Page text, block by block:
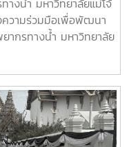
skills development
The activity was
from the
with practical,
with an
professional sushi
Faculty was
Thadathanathat
the guest lecturer
" เวลา 15.30–16.15 น.
ระสิทธิภาพการเลี้ยงกุ้ง
ต่อสิ่งแวดล้อมการจัด
าง คณะเทคโนโลยีการ
แม่โจ้ กับภาคเอกชนและ
ยงสัตว์น้ำ เพื่อพัฒนา
ประกอบวิชาชีพ ตลอด
ร การวิจัย และการ
ะดับอุตสาหกรรมกุ้ง
Resources
Collaborative
างน้ำ มหาวิทยาลัยแม่โจ้
ความร่วมมือเพื่อพัฒนา
ากรทางน้ำ มหาวิทยาลัย
กเปลี่ยนความคิดเห็น
มร่วมมือระหว่างศิษย์เก่า
รเรียนการสอน งาน
รือข่ายความร่วมมือกับ
รหารือครั้งนี้ ทั้งสองท่าน